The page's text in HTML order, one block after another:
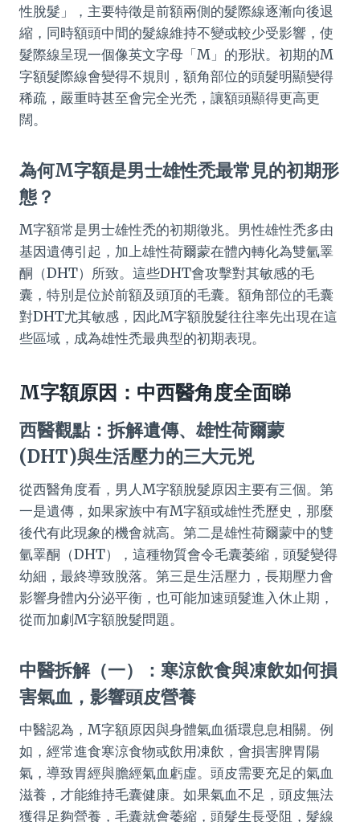
性脫髮」，主要特徵是前額兩側的髮際線逐漸向後退
縮，同時額頭中間的髮線維持不變或較少受影響，使
髮際線呈現一個像英文字母「M」的形狀。初期的M
字額髮際線會變得不規則，額角部位的頭髮明顯變得
稀疏，嚴重時甚至會完全光禿，讓額頭顯得更高更
闊。
為何M字額是男士雄性禿最常見的初期形
態？
M字額常是男士雄性禿的初期徵兆。男性雄性禿多由
基因遺傳引起，加上雄性荷爾蒙在體內轉化為雙氫睪
酮（DHT）所致。這些DHT會攻擊對其敏感的毛
囊，特別是位於前額及頭頂的毛囊。額角部位的毛囊
對DHT尤其敏感，因此M字額脫髮往往率先出現在這
些區域，成為雄性禿最典型的初期表現。
M字額原因：中西醫角度全面睇
西醫觀點：拆解遺傳、雄性荷爾蒙
(DHT)與生活壓力的三大元兇
從西醫角度看，男人M字額脫髮原因主要有三個。第
一是遺傳，如果家族中有M字額或雄性禿歷史，那麼
後代有此現象的機會就高。第二是雄性荷爾蒙中的雙
氫睪酮（DHT），這種物質會令毛囊萎縮，頭髮變得
幼細，最終導致脫落。第三是生活壓力，長期壓力會
影響身體內分泌平衡，也可能加速頭髮進入休止期，
從而加劇M字額脫髮問題。
中醫拆解（一）：寒涼飲食與凍飲如何損
害氣血，影響頭皮營養
中醫認為，M字額原因與身體氣血循環息息相關。例
如，經常進食寒涼食物或飲用凍飲，會損害脾胃陽
氣，導致胃經與膽經氣血虧虛。頭皮需要充足的氣血
滋養，才能維持毛囊健康。如果氣血不足，頭皮無法
獲得足夠營養，毛囊就會萎縮，頭髮生長受阻，髮線